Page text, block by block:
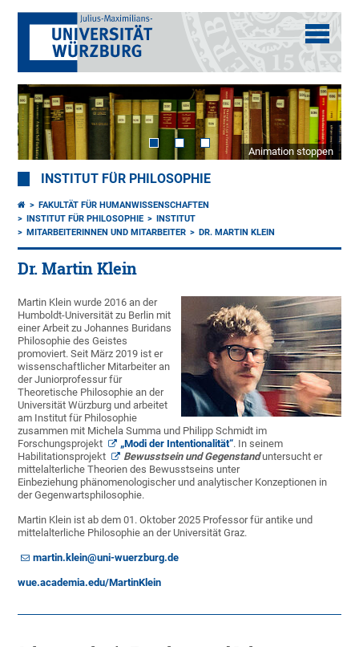
Animation stoppen
INSTITUT FÜR PHILOSOPHIE
FAKULTÄT FÜR HUMANWISSENSCHAFTEN
INSTITUT FÜR PHILOSOPHIE
INSTITUT
MITARBEITERINNEN UND MITARBEITER
DR. MARTIN KLEIN
Dr. Martin Klein
Martin Klein wurde 2016 an der
Humboldt-Universität zu Berlin mit
einer Arbeit zu Johannes Buridans
Philosophie des Geistes
promoviert. Seit März 2019 ist er
wissenschaftlicher Mitarbeiter an
der Juniorprofessur für
Theoretische Philosophie an der
Universität Würzburg und arbeitet
am Institut für Philosophie
zusammen mit Michela Summa und Philipp Schmidt im
Forschungsprojekt
„Modi der Intentionalität“. In seinem
Habilitationsprojekt
Bewusstsein und Gegenstanduntersucht er
mittelalterliche Theorien des Bewusstseins unter
Einbeziehung phänomenologischer und analytischer Konzeptionen in
der Gegenwartsphilosophie.
Martin Klein ist ab dem 01. Oktober 2025 Professor für antike und
mittelalterliche Philosophie an der Universität Graz.
martin.klein@uni-wuerzburg.de
wue.academia.edu/MartinKlein